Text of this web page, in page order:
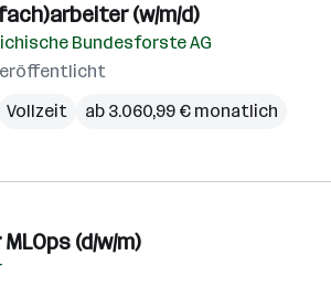
(w/m/d)
Bundesforste AG
Vollzeit ab 3.060,99 € monatlich
(d/w/m)